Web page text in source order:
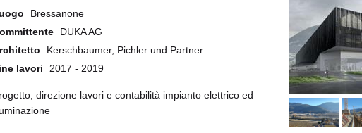
Bressanone
DUKA AG
Kerschbaumer, Pichler und Partner
lavori
2017 - 2019
direzione lavori e contabilità impianto elettrico ed